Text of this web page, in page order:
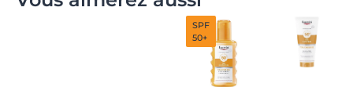
SPF
50+